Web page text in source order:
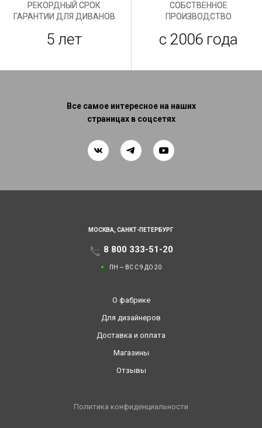
РЕКОРДНЫЙ СРОК
ГАРАНТИИ ДЛЯ ДИВАНОВ
5 лет
СОБСТВЕННОЕ
ПРОИЗВОДСТВО
с 2006 года
Все самое интересное на наших
страницах в соцсетях
МОСКВА, САНКТ-ПЕТЕРБУРГ
8 800 333-51-20
ПН — ВС С 9 ДО 20
О фабрике
Для дизайнеров
Доставка и оплата
Магазины
Отзывы
Политика конфиденциальности